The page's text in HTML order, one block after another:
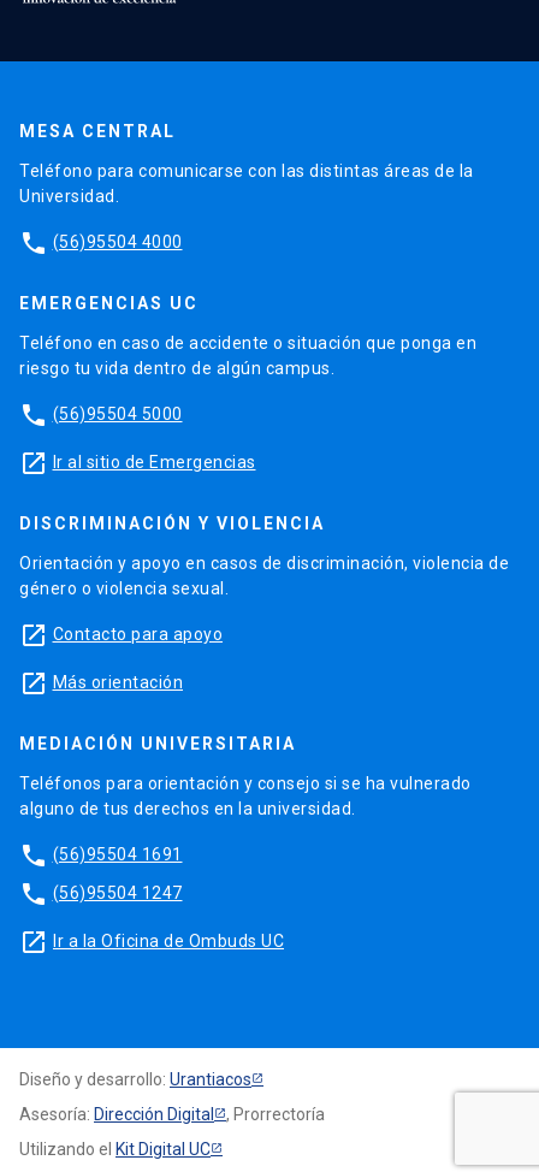
MESA CENTRAL
Teléfono para comunicarse con las distintas áreas de la
Universidad.
phone (56)95504 4000
EMERGENCIAS UC
Teléfono en caso de accidente o situación que ponga en
riesgo tu vida dentro de algún campus.
phone (56)95504 5000
launch Ir al sitio de Emergencias
DISCRIMINACIÓN Y VIOLENCIA
Orientación y apoyo en casos de discriminación, violencia de
género o violencia sexual.
launch Contacto para apoyo
launch Más orientación
MEDIACIÓN UNIVERSITARIA
Teléfonos para orientación y consejo si se ha vulnerado
alguno de tus derechos en la universidad.
phone (56)95504 1691
phone (56)95504 1247
launch Ir a la Oficina de Ombuds UC
Diseño y desarrollo: Urantiacos
Asesoría: Dirección Digital
, Prorrectoría
Utilizando el Kit Digital UC